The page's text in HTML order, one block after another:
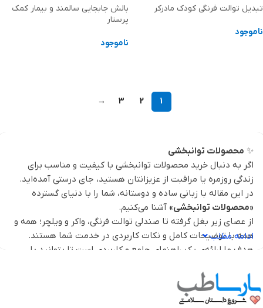
تبدیل توالت فرنگی کودک مادرکر
ناموجود
بالش جابجایی سالمند و بیمار کمک
پرستار
ناموجود
1
2
3
→
✨ محصولات توانبخشی
اگر به دنبال خرید محصولات توانبخشی با کیفیت و مناسب برای
زندگی روزمره یا مراقبت از عزیزانتان هستید، جای درستی آمده‌اید.
در این مقاله با زبانی ساده و دوستانه، شما را با دنیای گسترده
«محصولات توانبخشی» آشنا می‌کنیم.
از عصای زیر بغل گرفته تا صندلی توالت فرنگی، واکر و ویلچر؛ همه و
همه با توضیحات کامل و نکات کاربردی در خدمت شما هستند.
هدف ما ارائه‌ی یک راهنمای جامع و کاربردی است تا بتوانید با
تا در پایان مقاله، فروشگاه پارساطب را نیز بشناسید؛ جایی که
کیفیت و قیمت مناسب، دست به دست هم می‌دهند تا زندگی شما را
ادامه مطلب